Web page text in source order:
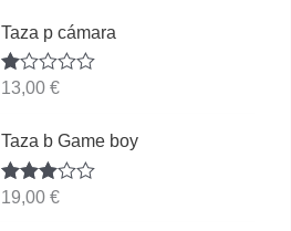
Taza p cámara
Va
o
co
n
1.
13,00€
Taza b Game boy
Valorado
19,00€